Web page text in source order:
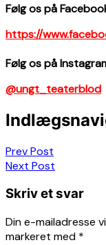
Følg os på
https://
Følg os på
@ungt_teaterblod
Prev Post
Next Post
Skriv et svar
Din e-mailadresse
markeret med *